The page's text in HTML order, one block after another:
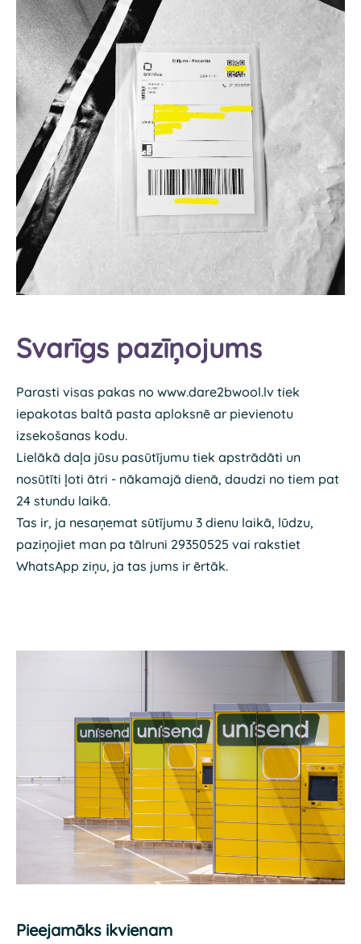
Svarīgs pazīņojums
Parasti visas pakas no www.dare2bwool.lv tiek
iepakotas baltā pasta aploksnē ar pievienotu
izsekošanas kodu.
Lielākā daļa jūsu pasūtījumu tiek apstrādāti un
nosūtīti ļoti ātri - nākamajā dienā, daudzi no tiem pat
24 stundu laikā.
Tas ir, ja nesaņemat sūtījumu 3 dienu laikā, lūdzu,
paziņojiet man pa tālruni 29350525 vai rakstiet
WhatsApp ziņu, ja tas jums ir ērtāk.
Pieejamāks ikvienam